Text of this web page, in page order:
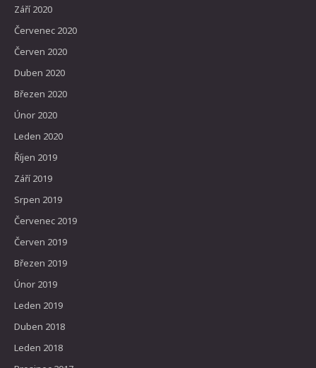
Září 2020
Červenec 2020
Červen 2020
Duben 2020
Březen 2020
Únor 2020
Leden 2020
Říjen 2019
Září 2019
Srpen 2019
Červenec 2019
Červen 2019
Březen 2019
Únor 2019
Leden 2019
Duben 2018
Leden 2018